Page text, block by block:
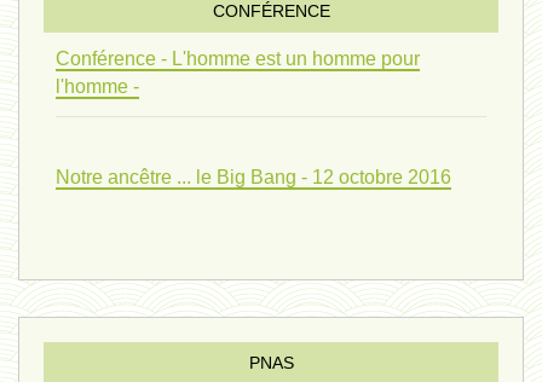
univers 09 V4 - 26 janvier 2024 *
CONFÉRENCE
Conférence - L'homme est un homme pour
l'homme -
Notre ancêtre ... le Big Bang - 12 octobre 2016
PNAS